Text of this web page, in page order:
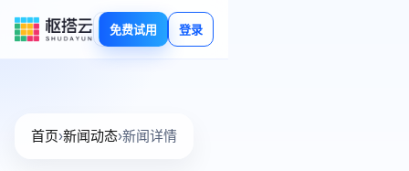
免费试用 登录
首页›新闻动态›新闻详情